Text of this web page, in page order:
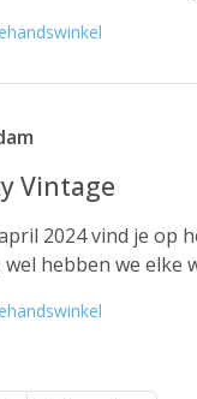
Vintage
2024 vind je op
hebben we elke